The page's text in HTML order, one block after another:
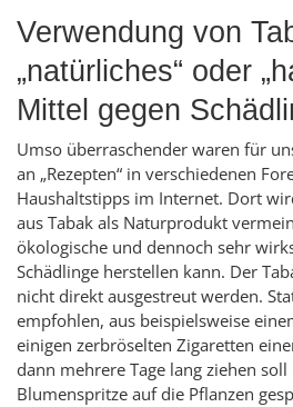
Verwendung von
„natürliches“ oder
Mittel gegen
Umso überraschender waren für
an „Rezepten“ in verschiedenen
Haushaltstipps im Internet. Dort
aus Tabak als Naturprodukt
ökologische und dennoch sehr
Schädlinge herstellen kann. Der
nicht direkt ausgestreut werden.
empfohlen, aus beispielsweise
einigen zerbröselten Zigaretten
dann mehrere Tage lang ziehen
Blumenspritze auf die Pflanzen